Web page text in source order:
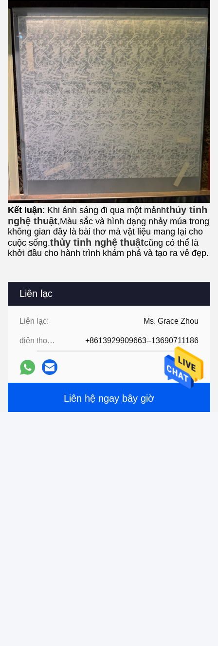
Liên lạc
Liên lạc: Ms. Grace Zhou
điện thoại: +8613929909663--13690711186
Liên hệ ngay bây giờ
Kết luận: Khi ánh sáng đi qua một mảnhthủy tinh
nghệ thuật,Màu sắc và hình dạng nhảy múa trong
không gian đây là bài thơ mà vật liệu mang lại cho
cuộc sống.thủy tinh nghệ thuậtcũng có thể là
khởi đầu cho hành trình khám phá và tạo ra vẻ đẹp.